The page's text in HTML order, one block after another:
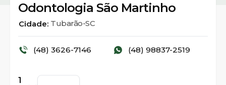
Odontologia São Martinho
Cidade: Tubarão-SC
(48) 3626-7146 (48) 98837-2519
1